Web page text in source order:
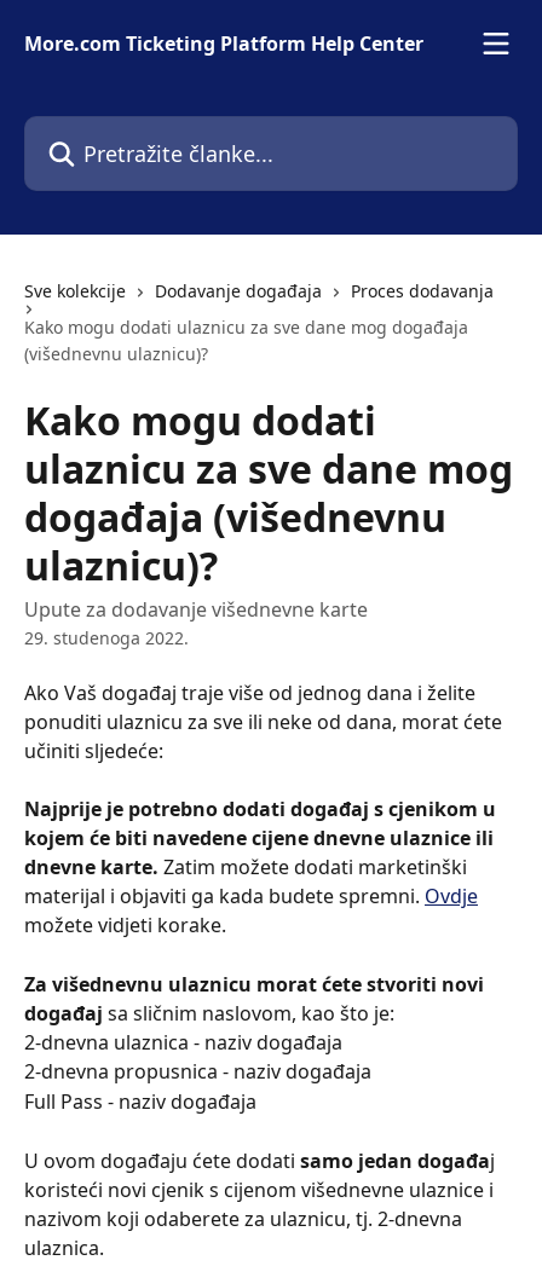
More.com Ticketing Platform Help Center
Pretražite članke...
Sve kolekcije Dodavanje događaja
Proces dodavanja
Kako mogu dodati ulaznicu za sve dane mog događaja
(višednevnu ulaznicu)?
Kako mogu dodati
ulaznicu za sve dane mog
događaja (višednevnu
ulaznicu)?
Upute za dodavanje višednevne karte
29. studenoga 2022.
Ako Vaš događaj traje više od jednog dana i želite
ponuditi ulaznicu za sve ili neke od dana, morat ćete
učiniti sljedeće:
Najprije je potrebno dodati događaj s cjenikom u
kojem će biti navedene cijene dnevne ulaznice ili
dnevne karte. Zatim možete dodati marketinški
materijal i objaviti ga kada budete spremni. Ovdje
možete vidjeti korake.
Za višednevnu ulaznicu morat ćete stvoriti novi
događaj sa sličnim naslovom, kao što je:
2-dnevna ulaznica - naziv događaja
2-dnevna propusnica - naziv događaja
Full Pass - naziv događaja
U ovom događaju ćete dodati samo jedan događaj
koristeći novi cjenik s cijenom višednevne ulaznice i
nazivom koji odaberete za ulaznicu, tj. 2-dnevna
ulaznica.